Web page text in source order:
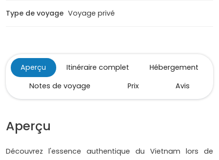
Type de voyage Voyage privé
Aperçu Itinéraire complet
Hébergement
Notes de voyage
Prix Avis
Aperçu
Découvrez l'essence authentique du Vietnam lors de